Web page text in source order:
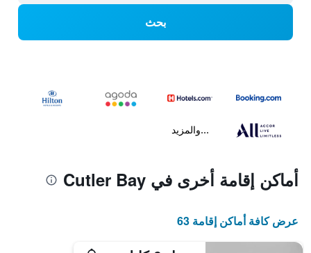
بحث
...والمزيد
أماكن إقامة أخرى في Cutler Bay
عرض كافة أماكن إقامة 63